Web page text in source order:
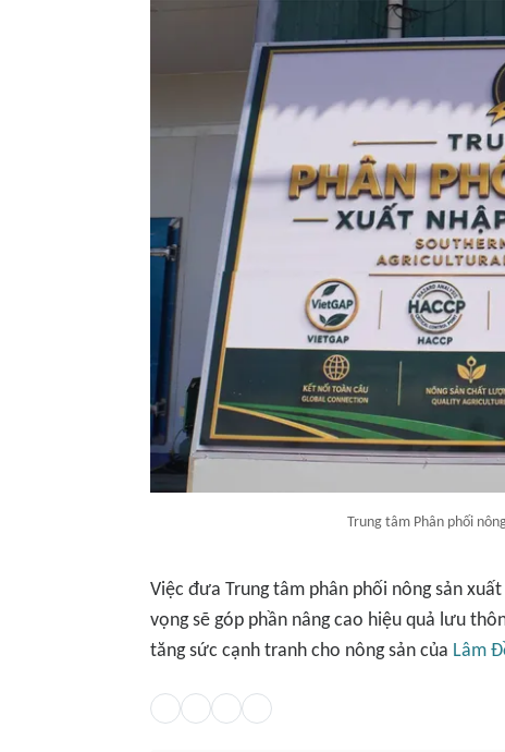
Trung tâm Phân phối
Việc đưa Trung tâm phân phối nông sản
vọng sẽ góp phần nâng cao hiệu quả lưu
tăng sức cạnh tranh cho nông sản của Lâm